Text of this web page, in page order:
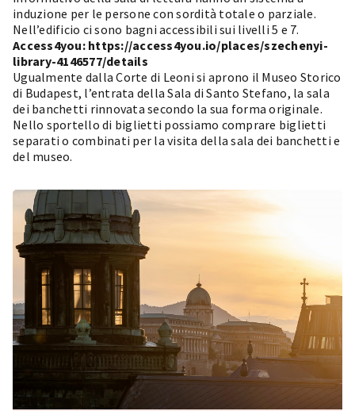
induzione per le persone con sordità totale o parziale.
Nell’edificio ci sono bagni accessibili sui livelli 5 e 7.
Access4you: https://access4you.io/places/szechenyi-
library-4146577/details
Ugualmente dalla Corte di Leoni si aprono il Museo Storico
di Budapest, l’entrata della Sala di Santo Stefano, la sala
dei banchetti rinnovata secondo la sua forma originale.
Nello sportello di biglietti possiamo comprare biglietti
separati o combinati per la visita della sala dei banchetti e
del museo.